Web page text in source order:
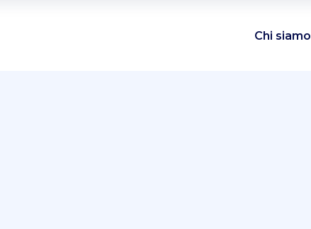
Chi siamo